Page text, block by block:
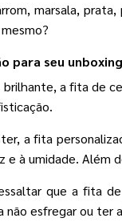
marsala,
para seu unboxing
brilhante, a fita de
a fita
e à umidade. Além
que a fita
não esfregar ou ter